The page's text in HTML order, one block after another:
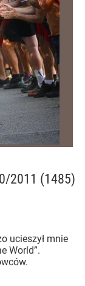
2011 (1485)
ucieszył mnie
World”.